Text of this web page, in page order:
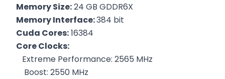
Memory Size: 24 GB GDDR6X
Memory Interface: 384 bit
Cuda Cores: 16384
Core Clocks:
Extreme Performance: 2565 MHz
Boost: 2550 MHz